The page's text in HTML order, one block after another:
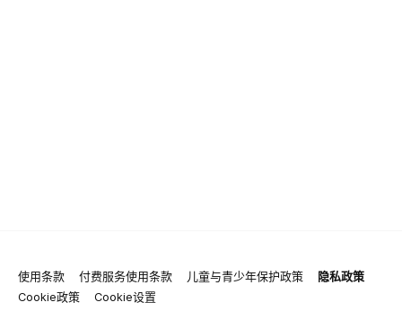
使用条款 付费服务使用条款 儿童与青少年保护政策
隐私政策
Cookie政策
Cookie设置